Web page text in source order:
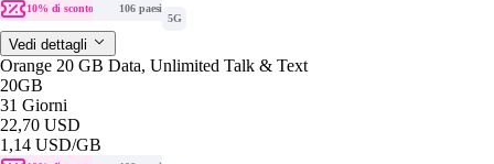
10% di sconto
106 paesi
5G
Vedi dettagli
Orange 20 GB Data, Unlimited Talk & Text
20GB
31 Giorni
22,70 USD
1,14 USD/GB